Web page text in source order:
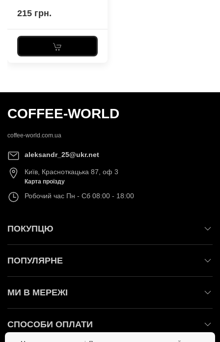
215 грн.
COFFEE-WORLD
coffee-world.com.ua
aleksandr_25@ukr.net
Київ, Красноткацька 87, оф 3
Карта проїзду
Робочий час Пн - Сб 08:00 - 18:00
ПОКУПЦЮ
ПОПУЛЯРНЕ
МИ В МЕРЕЖІ
СПОСОБИ ОПЛАТИ